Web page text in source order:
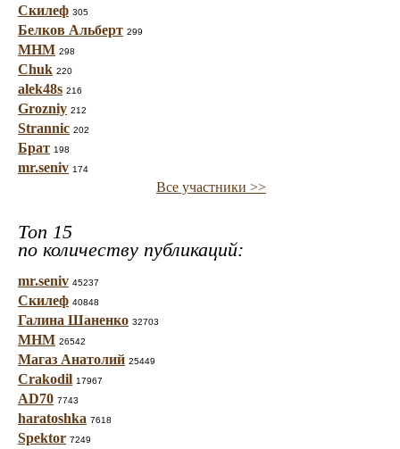
Скилеф 305
Белков Альберт 299
МНМ 298
Chuk 220
alek48s 216
Grozniy 212
Strannic 202
Брат 198
mr.seniv 174
Все участники >>
Топ 15
по количеству публикаций:
mr.seniv 45237
Скилеф 40848
Галина Шаненко 32703
МНМ 26542
Магаз Анатолий 25449
Crakodil 17967
AD70 7743
haratoshka 7618
Spektor 7249